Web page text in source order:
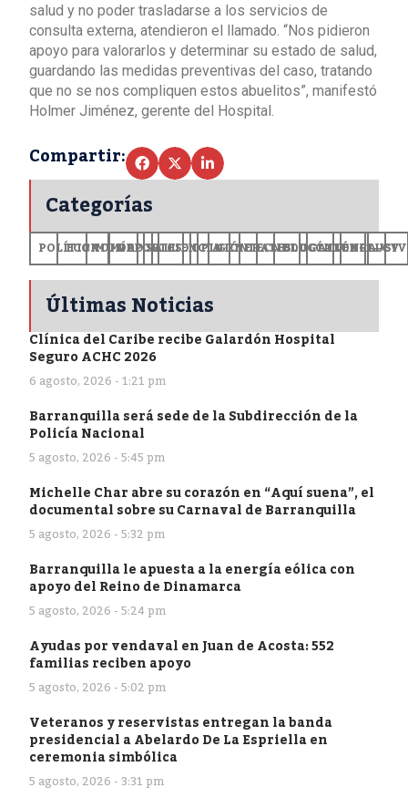
salud y no poder trasladarse a los servicios de
consulta externa, atendieron el llamado. “Nos pidieron
apoyo para valorarlos y determinar su estado de salud,
guardando las medidas preventivas del caso, tratando
que no se nos compliquen estos abuelitos”, manifestó
Holmer Jiménez, gerente del Hospital.
Compartir:
Categorías
POLÍTICA
ECONOMÍA
MUNDODEPORTES
SALUDCIENCIA
OPINIÓN
GENERALES
TECNOLOGÍA
EDUCACIÓN
CULTURA+CV
Últimas Noticias
Clínica del Caribe recibe Galardón Hospital
Seguro ACHC 2026
6 agosto, 2026 - 1:21 pm
Barranquilla será sede de la Subdirección de la
Policía Nacional
5 agosto, 2026 - 5:45 pm
Michelle Char abre su corazón en “Aquí suena”, el
documental sobre su Carnaval de Barranquilla
5 agosto, 2026 - 5:32 pm
Barranquilla le apuesta a la energía eólica con
apoyo del Reino de Dinamarca
5 agosto, 2026 - 5:24 pm
Ayudas por vendaval en Juan de Acosta: 552
familias reciben apoyo
5 agosto, 2026 - 5:02 pm
Veteranos y reservistas entregan la banda
presidencial a Abelardo De La Espriella en
ceremonia simbólica
5 agosto, 2026 - 3:31 pm